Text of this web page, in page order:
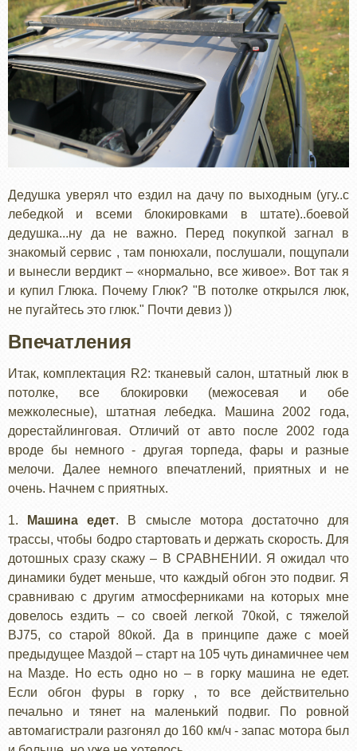
Дедушка уверял что ездил на дачу по выходным (угу..с
лебедкой и всеми блокировками в штате)..боевой
дедушка...ну да не важно. Перед покупкой загнал в
знакомый сервис , там понюхали, послушали, пощупали
и вынесли вердикт – «нормально, все живое». Вот так я
и купил Глюка. Почему Глюк? "В потолке открылся люк,
не пугайтесь это глюк." Почти девиз ))
Впечатления
Итак, комплектация R2: тканевый салон, штатный люк в
потолке, все блокировки (межосевая и обе
межколесные), штатная лебедка. Машина 2002 года,
дорестайлинговая. Отличий от авто после 2002 года
вроде бы немного - другая торпеда, фары и разные
мелочи. Далее немного впечатлений, приятных и не
очень. Начнем с приятных.
1. Машина едет. В смысле мотора достаточно для
трассы, чтобы бодро стартовать и держать скорость. Для
дотошных сразу скажу – В СРАВНЕНИИ. Я ожидал что
динамики будет меньше, что каждый обгон это подвиг. Я
сравниваю с другим атмосферниками на которых мне
довелось ездить – со своей легкой 70кой, с тяжелой
BJ75, со старой 80кой. Да в принципе даже с моей
предыдущее Маздой – старт на 105 чуть динамичнее чем
на Мазде. Но есть одно но – в горку машина не едет.
Если обгон фуры в горку , то все действительно
печально и тянет на маленький подвиг. По ровной
автомагистрали разгонял до 160 км/ч - запас мотора был